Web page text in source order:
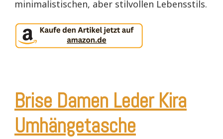
minimalistischen, aber stilvollen Lebensstils.
Brise Damen Leder Kira
Umhängetasche